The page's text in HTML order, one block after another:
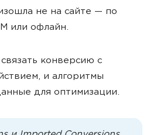
не на сайте — по
или офлайн.
конверсию с
и алгоритмы
для оптимизации.